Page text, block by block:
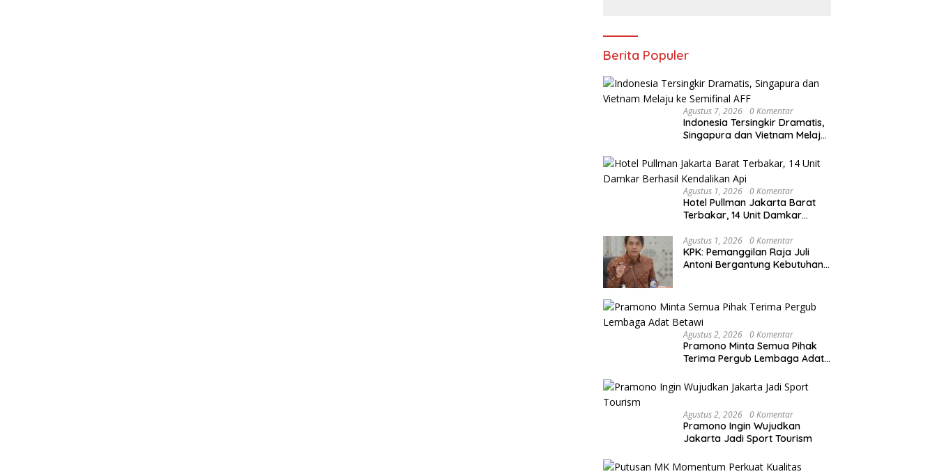
Berita Populer
Agustus 7, 2026 0 Komentar
Indonesia Tersingkir Dramatis,
Singapura dan Vietnam Melaju
Agustus 1, 2026 0 Komentar
Hotel Pullman Jakarta Barat
Terbakar, 14 Unit Damkar
Agustus 1, 2026 0 Komentar
KPK: Pemanggilan Raja Juli
Antoni Bergantung Kebutuhan
Agustus 2, 2026 0 Komentar
Pramono Minta Semua Pihak
Terima Pergub Lembaga Adat
Agustus 2, 2026 0 Komentar
Pramono Ingin Wujudkan
Jakarta Jadi Sport Tourism